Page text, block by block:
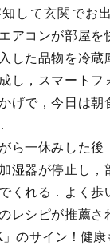
して玄関でお
アコンが部屋を
した品物を冷蔵
し，スマートフ
げで，今日は朝
ら一休みした後
湿器が停止し，
くれる．よく歩
レシピが推薦さ
のサイン！健